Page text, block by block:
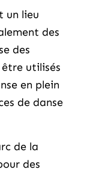
un lieu
des
des
utilisés
en plein
de danse
de la
des